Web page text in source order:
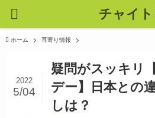
チャイ
ホーム 耳寄り情報
疑問がスッキリ
デー】日本との
しは？
2022
5/04